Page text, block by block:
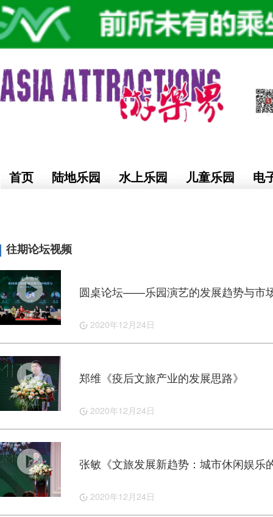
首页 陆地乐园 水上乐园 儿童乐园 电
新道信创意总裁吴
往期论坛视频
 2020年12月24日
郑维《疫后文旅产业的发展思路》
 2020年12月24日
 2020年12月24日